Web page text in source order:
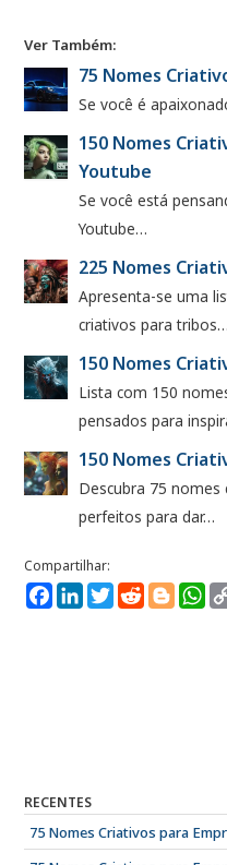
Ver Também:
75 Nomes
Se você é
150 Nomes
Youtube
Se você está
Youtube…
225 Nomes
Apresenta-se uma
criativos para tribos…
150 Nomes
Lista com 150
pensados para
150 Nomes
Descubra 75
perfeitos para dar…
Facebook
LinkedIn
TwitterReddit
RECENTES
75 Nomes Criativos para